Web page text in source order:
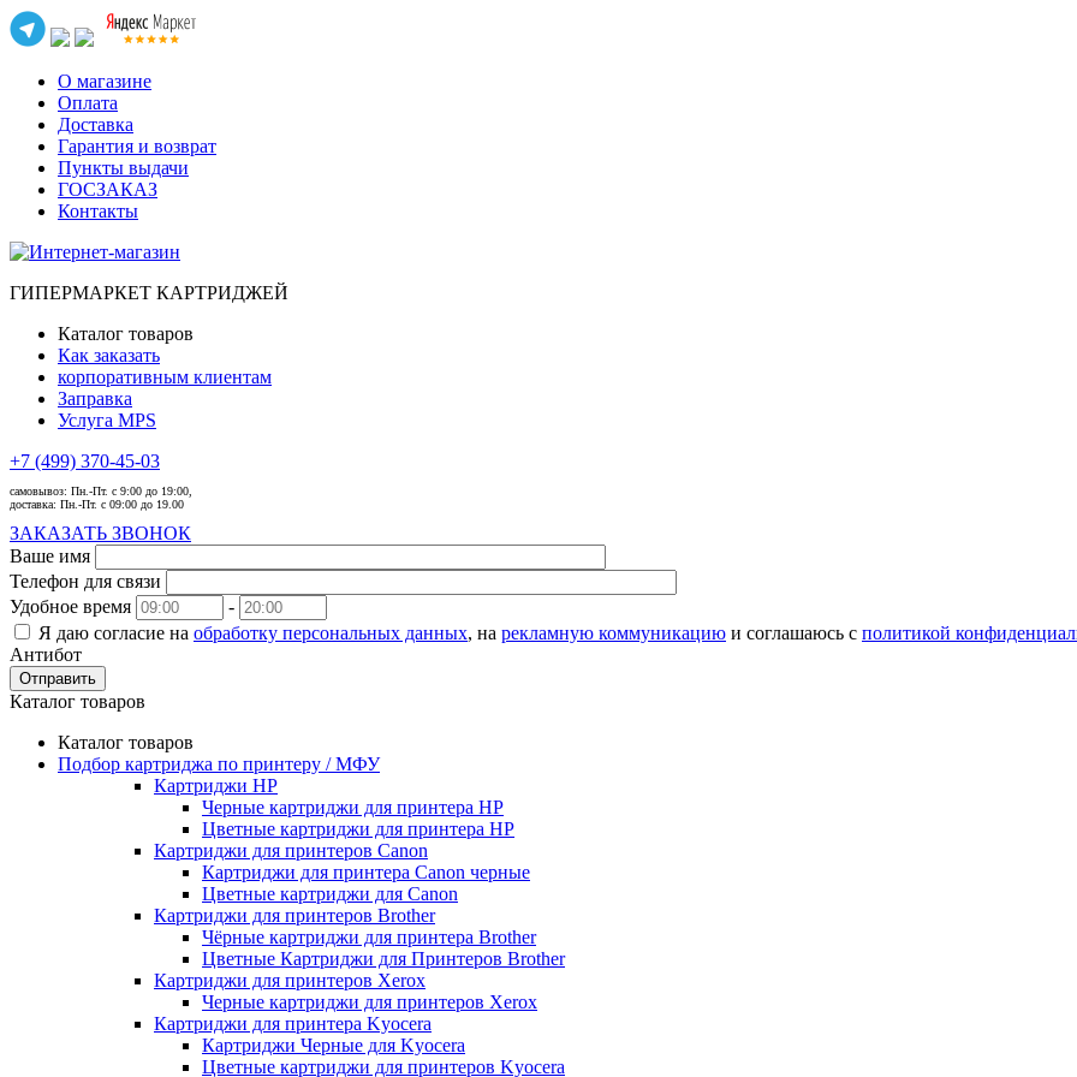
О магазине
Оплата
Доставка
Гарантия и возврат
Пункты выдачи
ГОСЗАКАЗ
Контакты
ГИПЕРМАРКЕТ КАРТРИДЖЕЙ
Каталог товаров
Как заказать
корпоративным клиентам
Заправка
Услуга MPS
+7 (499) 370-45-03
самовывоз: Пн.-Пт. с 9:00 до 19:00,
доставка: Пн.-Пт. с 09:00 до 19.00
ЗАКАЗАТЬ ЗВОНОК
Ваше имя
Телефон для связи
Удобное время
-
Я даю согласие на обработку персональных данных, на рекламную коммуникацию и соглашаюсь с политикой
Антибот
Отправить
Каталог товаров
Каталог товаров
Подбор картриджа по принтеру / МФУ
Картриджи HP
Черные картриджи для принтера HP
Цветные картриджи для принтера HP
Картриджи для принтеров Сanon
Картриджи для принтера Сanon черные
Цветные картриджи для Сanon
Картриджи для принтеров Brother
Чёрные картриджи для принтера Brother
Цветные Картриджи для Принтеров Brother
Картриджи для принтеров Xerox
Черные картриджи для принтеров Xerox
Картриджи для принтера Kyocera
Картриджи Черные для Kyocera
Цветные картриджи для принтеров Kyocera